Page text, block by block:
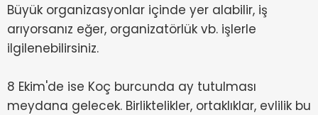
Büyük organizasyonlar içinde yer alabilir, iş
arıyorsanız eğer, organizatörlük vb. işlerle
ilgilenebilirsiniz.
8 Ekim'de ise Koç burcunda ay tutulması
meydana gelecek. Birliktelikler, ortaklıklar, evlilik bu